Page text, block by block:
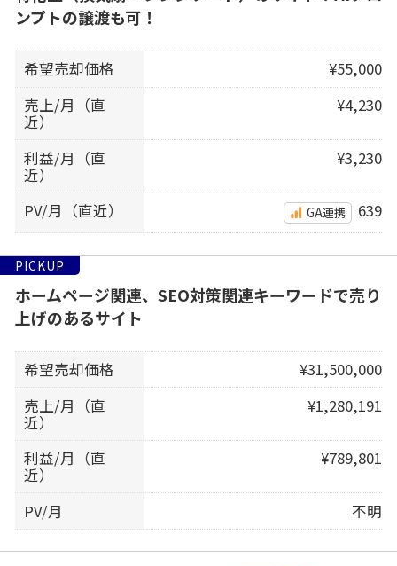
ンプトの譲渡も可！
希望売却価格
¥55,000
売上/月（直
近）
¥4,230
利益/月（直
近）
¥3,230
PV/月（直近） GA連携 639
PICKUP
ホームページ関連、SEO対策関連キーワードで売り
上げのあるサイト
希望売却価格
¥31,500,000
売上/月（直
近）
¥1,280,191
利益/月（直
近）
¥789,801
PV/月 不明